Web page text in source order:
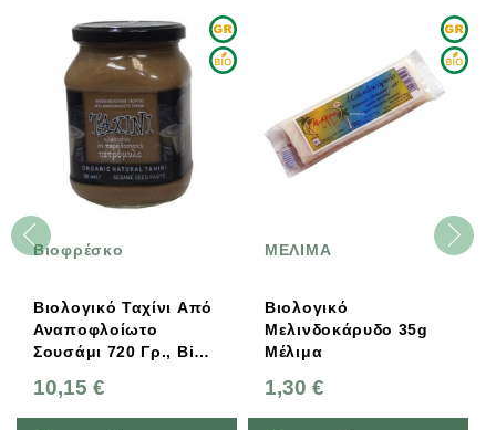
Βιοφρέσκο
Βιολογικό Ταχίνι Από
Αναποφλοίωτο
Σουσάμι 720 Γρ., Bio
10,15 €
ΜΕΛΙΜΑ
Βιολογικό
Μελινδοκάρυδο 35g
Μέλιμα
1,30 €